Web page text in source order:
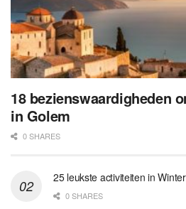
18 bezienswaardigheden
in Golem
0 SHARES
25 leukste activiteiten in
0 SHARES